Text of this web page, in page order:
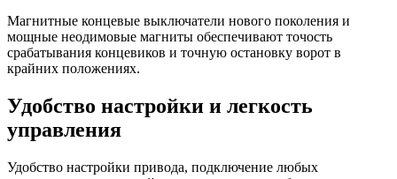
Магнитные концевые выключатели нового поколения и
мощные неодимовые магниты обеспечивают точость
срабатывания концевиков и точную остановку ворот в
крайних положениях.
Удобство настройки и легкость
управления
Удобство настройки привода, подключение любых